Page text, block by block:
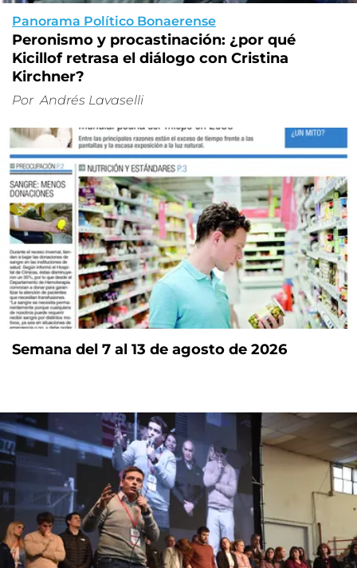
Panorama Político Bonaerense
Peronismo y procastinación: ¿por qué
Kicillof retrasa el diálogo con Cristina
Kirchner?
Por Andrés Lavaselli
Semana del 7 al 13 de agosto de 2026